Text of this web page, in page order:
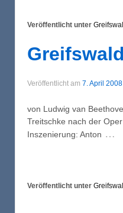
Veröffentlicht unter
Veröffentlicht am 7. April 2008
von Ludwig van
Treitschke nach der
Inszenierung: Anton …
Veröffentlicht unter